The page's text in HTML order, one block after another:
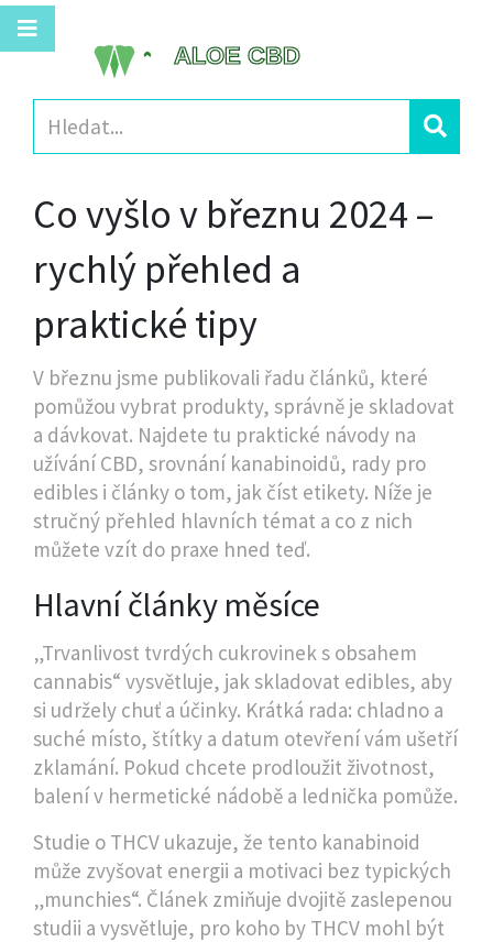
Co vyšlo v březnu 2024 –
rychlý přehled a
praktické tipy
V březnu jsme publikovali řadu článků, které
pomůžou vybrat produkty, správně je skladovat
a dávkovat. Najdete tu praktické návody na
užívání CBD, srovnání kanabinoidů, rady pro
edibles i články o tom, jak číst etikety. Níže je
stručný přehled hlavních témat a co z nich
můžete vzít do praxe hned teď.
Hlavní články měsíce
„Trvanlivost tvrdých cukrovinek s obsahem
cannabis“ vysvětluje, jak skladovat edibles, aby
si udržely chuť a účinky. Krátká rada: chladno a
suché místo, štítky a datum otevření vám ušetří
zklamání. Pokud chcete prodloužit životnost,
balení v hermetické nádobě a lednička pomůže.
Studie o THCV ukazuje, že tento kanabinoid
může zvyšovat energii a motivaci bez typických
„munchies“. Článek zmiňuje dvojitě zaslepenou
studii a vysvětluje, pro koho by THCV mohl být